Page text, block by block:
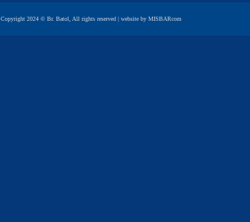
Copyright 2024 © Br. Batol, All rights reserved | website by MISBARcom